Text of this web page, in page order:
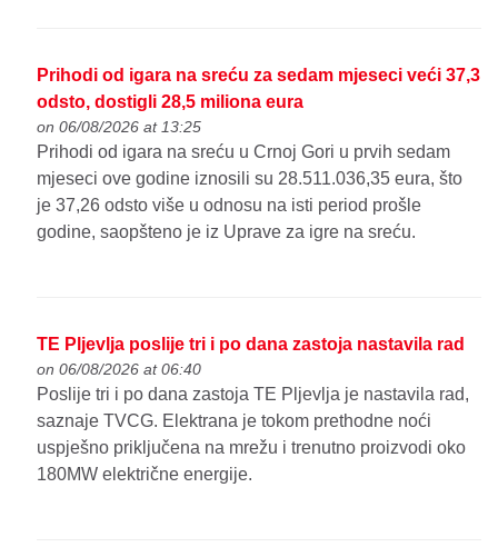
Prihodi od igara na sreću za sedam mjeseci veći 37,3
odsto, dostigli 28,5 miliona eura
on 06/08/2026 at 13:25
Prihodi od igara na sreću u Crnoj Gori u prvih sedam
mjeseci ove godine iznosili su 28.511.036,35 eura, što
je 37,26 odsto više u odnosu na isti period prošle
godine, saopšteno je iz Uprave za igre na sreću.
TE Pljevlja poslije tri i po dana zastoja nastavila rad
on 06/08/2026 at 06:40
Poslije tri i po dana zastoja TE Pljevlja je nastavila rad,
saznaje TVCG. Elektrana je tokom prethodne noći
uspješno priključena na mrežu i trenutno proizvodi oko
180MW električne energije.